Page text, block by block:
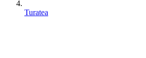
Turatea